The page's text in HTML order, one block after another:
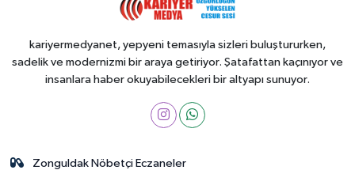
kariyermedyanet, yepyeni temasıyla sizleri buluştururken,
sadelik ve modernizmi bir araya getiriyor. Şatafattan kaçınıyor ve
insanlara haber okuyabilecekleri bir altyapı sunuyor.
Zonguldak Nöbetçi Eczaneler